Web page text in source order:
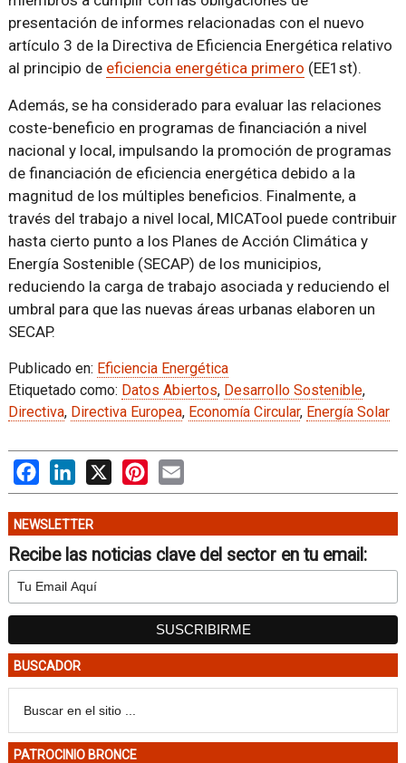
presentación de informes relacionadas con el nuevo
artículo 3 de la Directiva de Eficiencia Energética relativo
al principio de eficiencia energética primero (EE1st).
Además, se ha considerado para evaluar las relaciones
coste-beneficio en programas de financiación a nivel
nacional y local, impulsando la promoción de programas
de financiación de eficiencia energética debido a la
magnitud de los múltiples beneficios. Finalmente, a
través del trabajo a nivel local, MICATool puede contribuir
hasta cierto punto a los Planes de Acción Climática y
Energía Sostenible (SECAP) de los municipios,
reduciendo la carga de trabajo asociada y reduciendo el
umbral para que las nuevas áreas urbanas elaboren un
SECAP.
Publicado en: Eficiencia Energética
Etiquetado como: Datos Abiertos, Desarrollo Sostenible,
Directiva, Directiva Europea, Economía Circular, Energía Solar
FacebookLinkedIn
X PinterestEmail
NEWSLETTER
Recibe las noticias clave del sector en tu email:
BUSCADOR
PATROCINIO BRONCE